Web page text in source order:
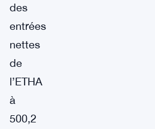
des
entrées
nettes
de
l’ETHA
à
500,2